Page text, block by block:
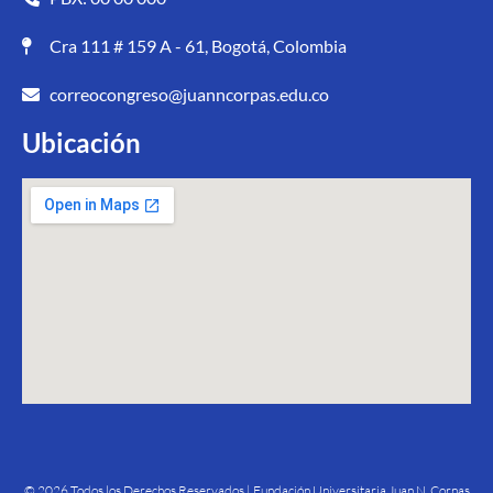
Cra 111 # 159 A - 61, Bogotá, Colombia
correocongreso@juanncorpas.edu.co
Ubicación